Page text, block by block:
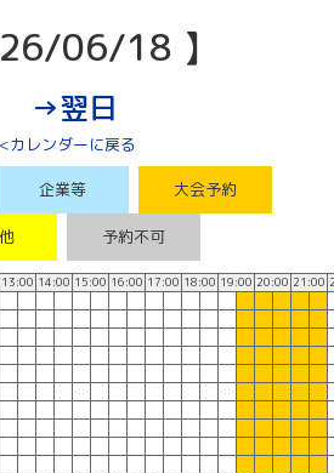
06/18 】
→翌日
カレンダーに戻る
企業等 大会予約
予約不可
13:00 14:00 15:00 16:00 17:00 18:00 19:00 20:00 21:00